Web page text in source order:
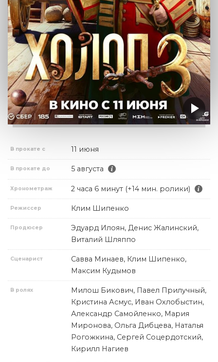
В прокате с 11 июня
В прокате до 5 августа
Хронометраж 2 часа 6 минут (+14 мин. ролики)
Режиссер Клим Шипенко
Продюсер
Эдуард Илоян, Денис Жалинский,
Виталий Шляппо
Сценарист
Савва Минаев, Клим Шипенко,
Максим Кудымов
В ролях
Милош Бикович, Павел Прилучный,
Кристина Асмус, Иван Охлобыстин,
Александр Самойленко, Мария
Миронова, Ольга Дибцева, Наталья
Рогожкина, Сергей Соцердотский,
Кирилл Нагиев